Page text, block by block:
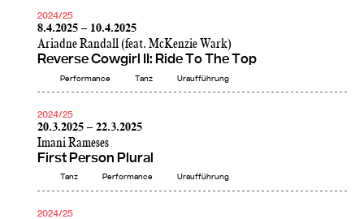
2024/25
8.4.2025 – 10.4.2025
Ariadne Randall (feat. McKenzie Wark)
Reverse Cowgirl II: Ride To The Top
Performance Tanz Uraufführung
2024/25
20.3.2025 – 22.3.2025
Imani Rameses
First Person Plural
Tanz Performance Uraufführung
2024/25